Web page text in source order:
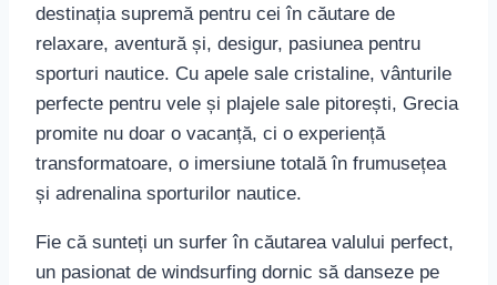
destinația supremă pentru cei în căutare de
relaxare, aventură și, desigur, pasiunea pentru
sporturi nautice. Cu apele sale cristaline, vânturile
perfecte pentru vele și plajele sale pitorești, Grecia
promite nu doar o vacanță, ci o experiență
transformatoare, o imersiune totală în frumusețea
și adrenalina sporturilor nautice.
Fie că sunteți un surfer în căutarea valului perfect,
un pasionat de windsurfing dornic să danseze pe